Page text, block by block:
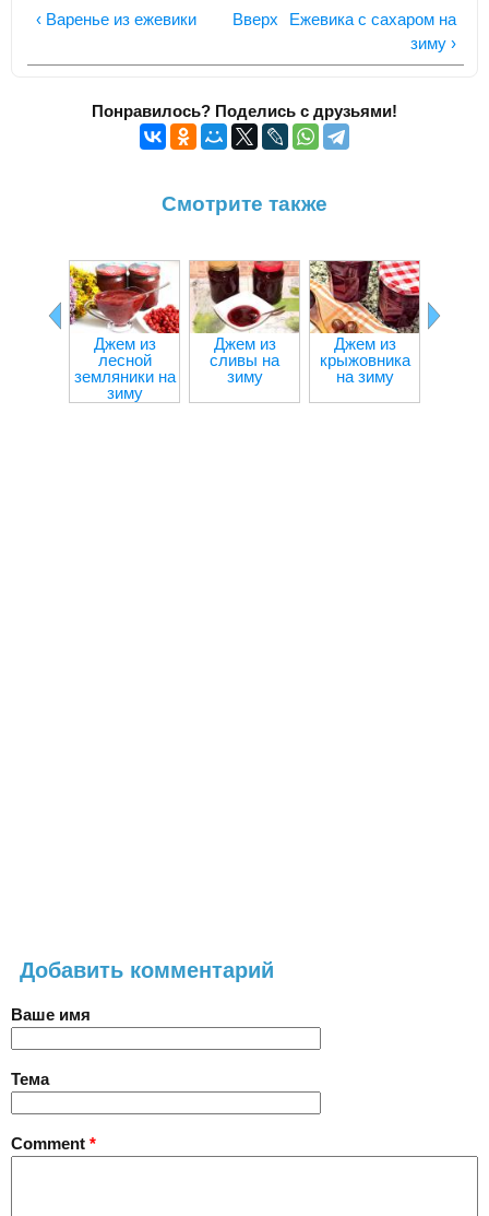
‹ Варенье из ежевики Вверх
Ежевика с сахаром на
зиму ›
Понравилось? Поделись с друзьями!
Смотрите также
Джем из
лесной
земляники на
зиму
Джем из
сливы на
зиму
Джем из
крыжовника
на зиму
Добавить комментарий
Ваше имя
Тема
Comment *